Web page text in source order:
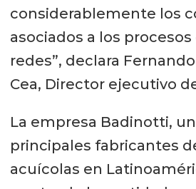
considerablemente los
asociados a los
redes”, declara
Cea, Director ejecutivo
La empresa Badinotti,
principales fabricantes
acuícolas en